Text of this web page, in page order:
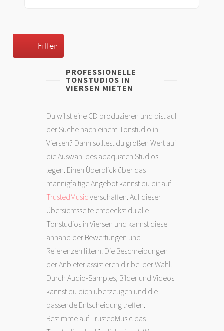
Filter
PROFESSIONELLE
TONSTUDIOS IN
VIERSEN MIETEN
Du willst eine CD produzieren und bist auf
der Suche nach einem Tonstudio in
Viersen? Dann solltest du großen Wert auf
die Auswahl des adäquaten Studios
legen. Einen Überblick über das
mannigfaltige Angebot kannst du dir auf
TrustedMusic verschaffen. Auf dieser
Übersichtsseite entdeckst du alle
Tonstudios in Viersen und kannst diese
anhand der Bewertungen und
Referenzen filtern. Die Beschreibungen
der Anbieter assistieren dir bei der Wahl.
Durch Audio-Samples, Bilder und Videos
kannst du dich überzeugen und die
passende Entscheidung treffen.
Bestimme auf TrustedMusic das